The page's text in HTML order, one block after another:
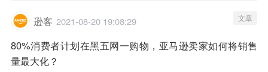
逊客 2021-08-20 19:08:29 文章
80%消费者计划在黑五网一购物，亚马逊卖家如何将销售
量最大化？